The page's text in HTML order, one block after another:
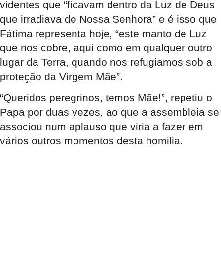
videntes que “ficavam dentro da Luz de Deus
que irradiava de Nossa Senhora” e é isso que
Fátima representa hoje, “este manto de Luz
que nos cobre, aqui como em qualquer outro
lugar da Terra, quando nos refugiamos sob a
proteção da Virgem Mãe”.
“Queridos peregrinos, temos Mãe!”, repetiu o
Papa por duas vezes, ao que a assembleia se
associou num aplauso que viria a fazer em
vários outros momentos desta homilia.